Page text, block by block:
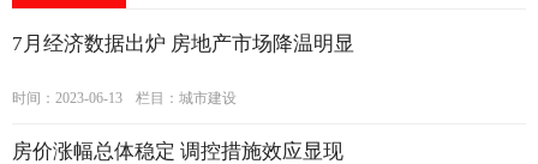
7月经济数据出炉 房地产市场降温明显
时间：2023-06-13 栏目： 城市建设
房价涨幅总体稳定 调控措施效应显现